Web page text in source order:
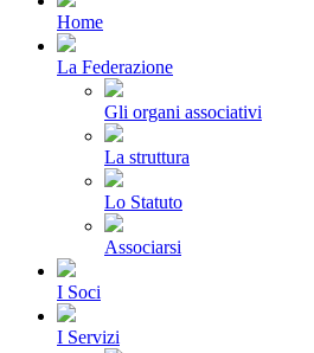
Home
La Federazione
Gli organi associativi
La struttura
Lo Statuto
Associarsi
I Soci
I Servizi